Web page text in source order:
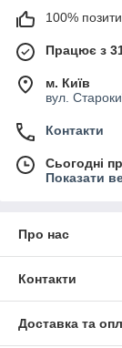
100%
Працює з
м. Київ
вул.
Контакти
Сьогодні
Показати
Про нас
Контакти
Доставка та